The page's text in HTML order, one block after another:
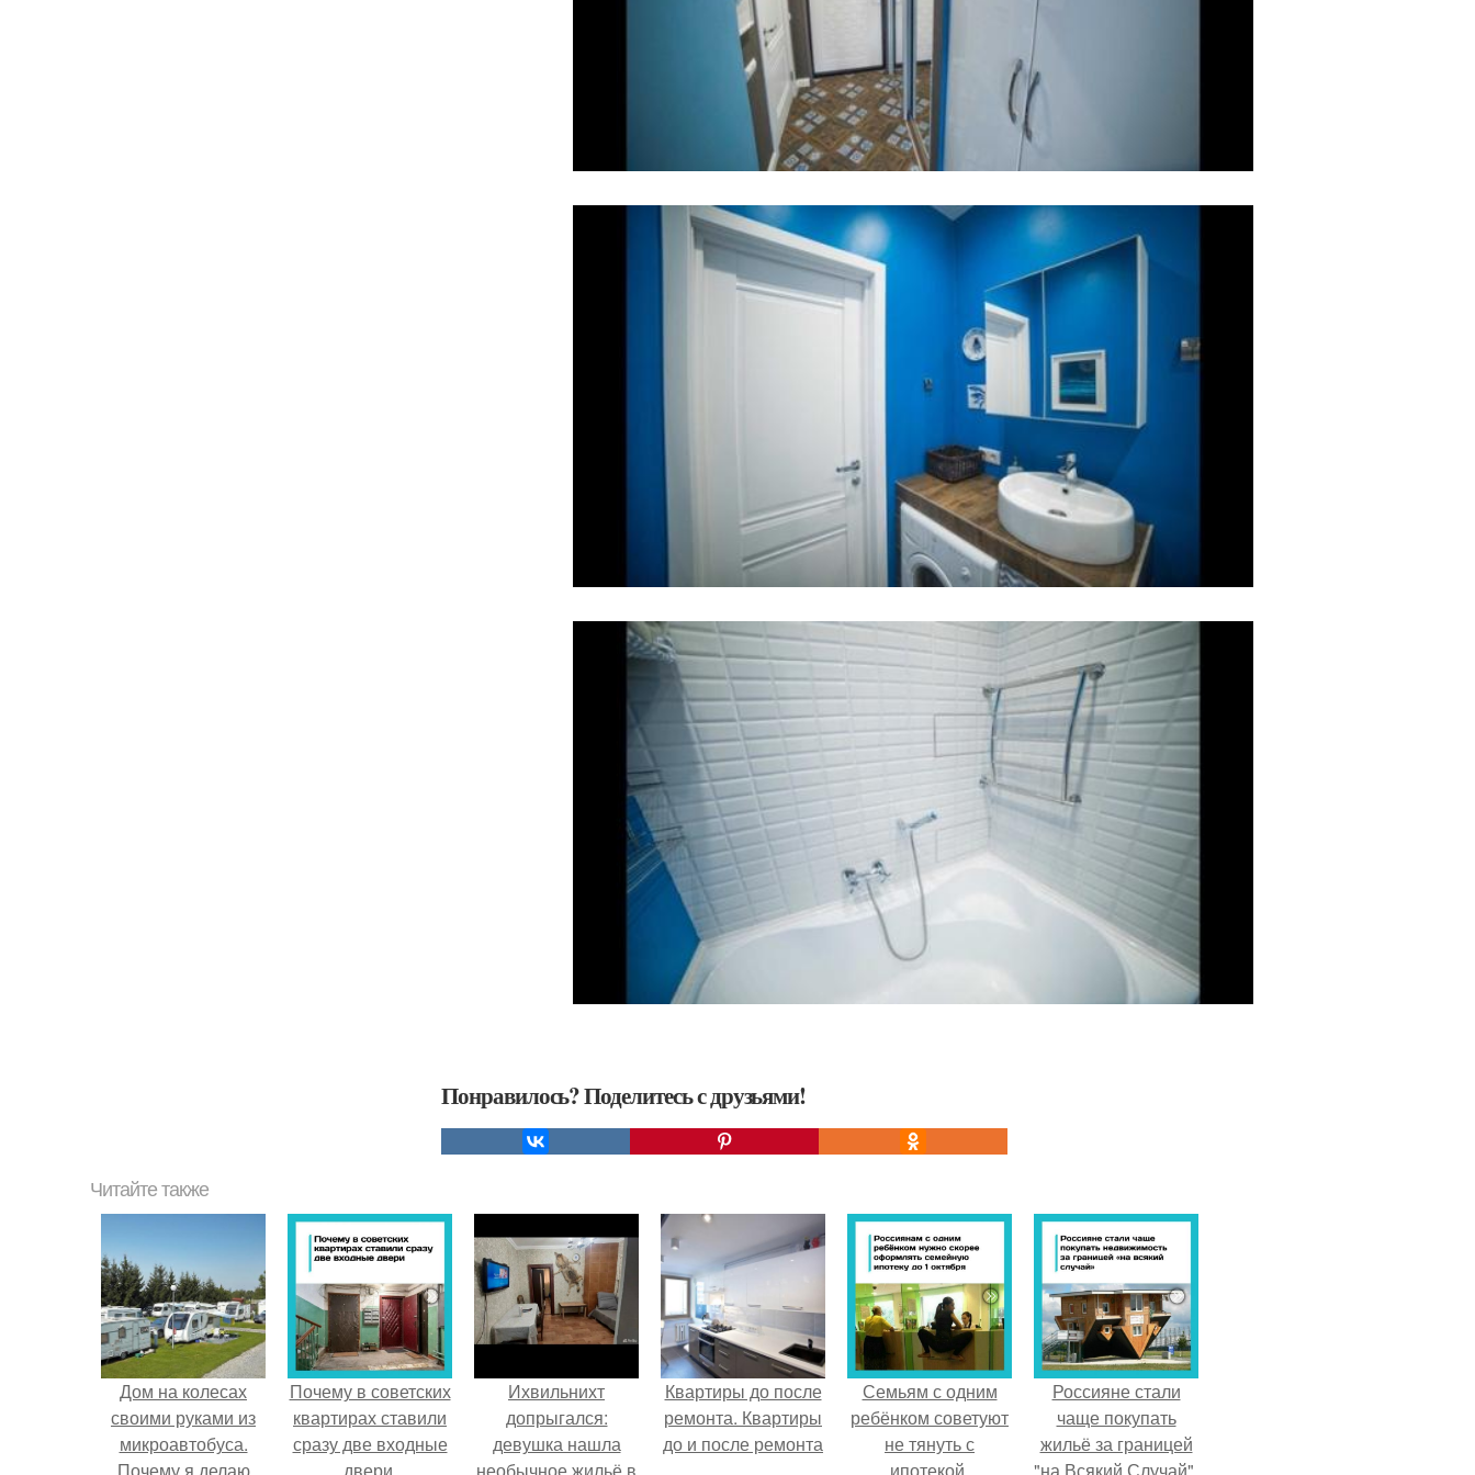
Понравилось? Поделитесь с друзьями!
Читайте также
Дом на колесах
своими руками из
микроавтобуса.
Почему я делаю
Почему в советских
квартирах ставили
сразу две входные
двери.
Ихвильнихт
допрыгался:
девушка нашла
необычное жильё в
Квартиры до после
ремонта. Квартиры
до и после ремонта
Семьям с одним
ребёнком советуют
не тянуть с
ипотекой.
Россияне стали
чаще покупать
жильё за границей
"на Всякий Случай".